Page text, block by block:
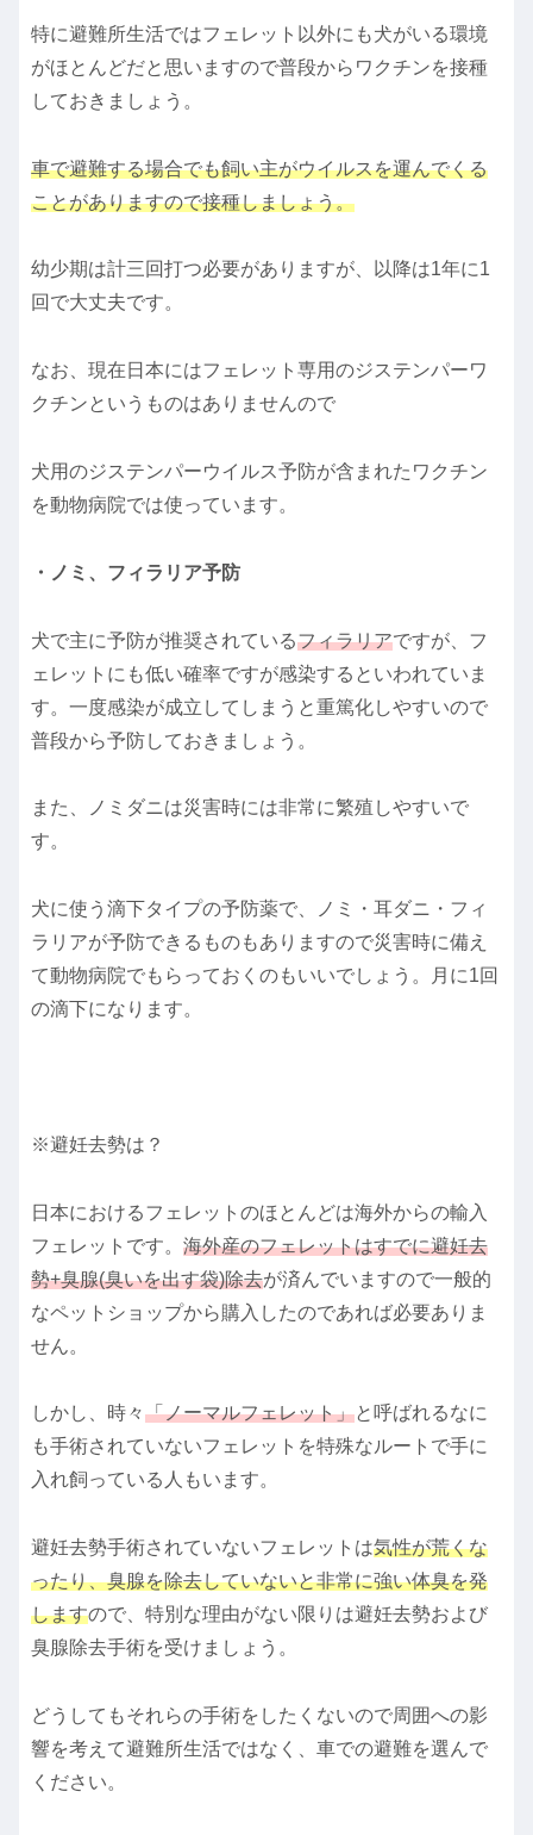
特に避難所生活ではフェレット以外にも犬がいる環境
がほとんどだと思いますので普段からワクチンを接種
しておきましょう。
車で避難する場合でも飼い主がウイルスを運んでくる
ことがありますので接種しましょう。
幼少期は計三回打つ必要がありますが、以降は1年に1
回で大丈夫です。
なお、現在日本にはフェレット専用のジステンパーワ
クチンというものはありませんので
犬用のジステンパーウイルス予防が含まれたワクチン
を動物病院では使っています。
・ノミ、フィラリア予防
犬で主に予防が推奨されているフィラリアですが、フ
ェレットにも低い確率ですが感染するといわれていま
す。一度感染が成立してしまうと重篤化しやすいので
普段から予防しておきましょう。
また、ノミダニは災害時には非常に繁殖しやすいで
す。
犬に使う滴下タイプの予防薬で、ノミ・耳ダニ・フィ
ラリアが予防できるものもありますので災害時に備え
て動物病院でもらっておくのもいいでしょう。月に1回
の滴下になります。
※避妊去勢は？
日本におけるフェレットのほとんどは海外からの輸入
フェレットです。 海外産のフェレットはすでに避妊去
勢+臭腺(臭いを出す袋)除去が済んでいますので一般的
なペットショップから購入したのであれば必要ありま
せん。
しかし、時々「ノーマルフェレット」と呼ばれるなに
も手術されていないフェレットを特殊なルートで手に
入れ飼っている人もいます。
避妊去勢手術されていないフェレットは気性が荒くな
ったり、臭腺を除去していないと非常に強い体臭を発
しますので、特別な理由がない限りは避妊去勢および
臭腺除去手術を受けましょう。
どうしてもそれらの手術をしたくないので周囲への影
響を考えて避難所生活ではなく、車での避難を選んで
ください。